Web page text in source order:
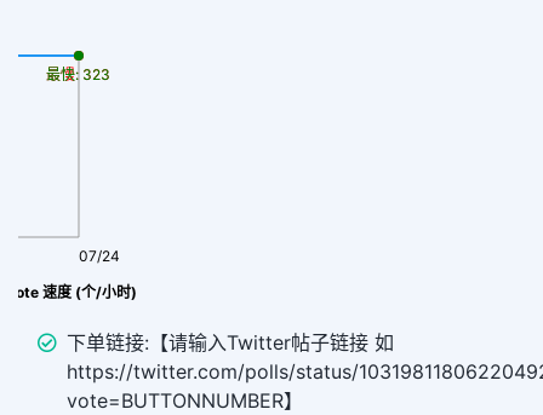
vote 速度 (个/小时)
07/24
最慢: 323
最快: 323
下单链接:【请输入Twitter帖子链接 如
https://twitter.com/polls/status/
vote=BUTTONNUMBER】